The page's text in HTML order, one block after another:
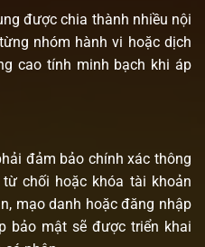
được chia thành nhiều nội
nhóm hành vi hoặc dịch
cao tính minh bạch khi áp
đảm bảo chính xác thông
chối hoặc khóa tài khoản
mạo danh hoặc đăng nhập
bảo mật sẽ được triển khai